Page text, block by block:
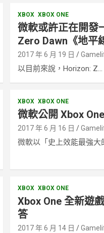
XBOX XBOX ONE
微軟或許正在開發
Zero Dawn《地平
2017 年 6 月 19 日
以目前來說，Horizon: Z...
XBOX XBOX ONE
微軟公開 Xbox
2017 年 6 月 16 日
微軟以「史上效能最強大
XBOX XBOX ONE
Xbox One 全新遊
答
2017 年 6 月 14 日